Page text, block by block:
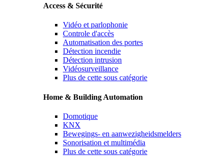
Access & Sécurité
Vidéo et parlophonie
Controle d'accès
Automatisation des portes
Détection incendie
Détection intrusion
Vidéosurveillance
Plus de cette sous catégorie
Home & Building Automation
Domotique
KNX
Bewegings- en aanwezigheidsmelders
Sonorisation et multimédia
Plus de cette sous catégorie